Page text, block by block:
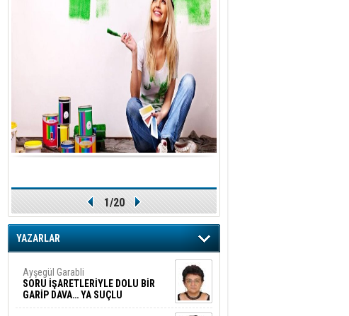
1/20
YAZARLAR
Ayşegül Garabli
SORU İŞARETLERİYLE DOLU BİR
GARİP DAVA… YA SUÇLU
DEĞİLSE???